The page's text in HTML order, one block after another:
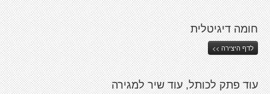
חומה דיגיטלית
לדף היצירה >>
עוד פתק לכותל, עוד שיר למגירה